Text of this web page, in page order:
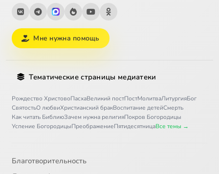
Мне нужна помощь
Тематические страницы медиатеки
Рождество ХристовоПасхаВеликий постПостМолитваЛитургияБог
СвятостьО любвиХристианский бракВоспитание детейСмерть
Как читать БиблиюЗачем нужна религияПокров Богородицы
Успение БогородицыПреображениеПятидесятницаВсе темы →
Благотворительность